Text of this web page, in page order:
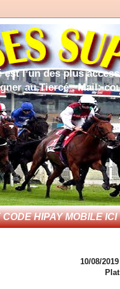
est l’un des plus
au Tiercé . Mail:
HIPAY MOBILE ICI
10/08/